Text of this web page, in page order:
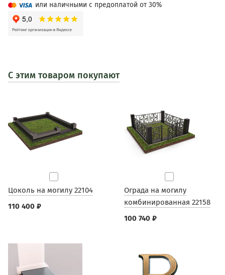
или наличными с предоплатой от 30%
С этим товаром покупают
Цоколь на могилу 22104
110 400 ₽
Ограда на могилу
комбинированная 22158
100 740 ₽